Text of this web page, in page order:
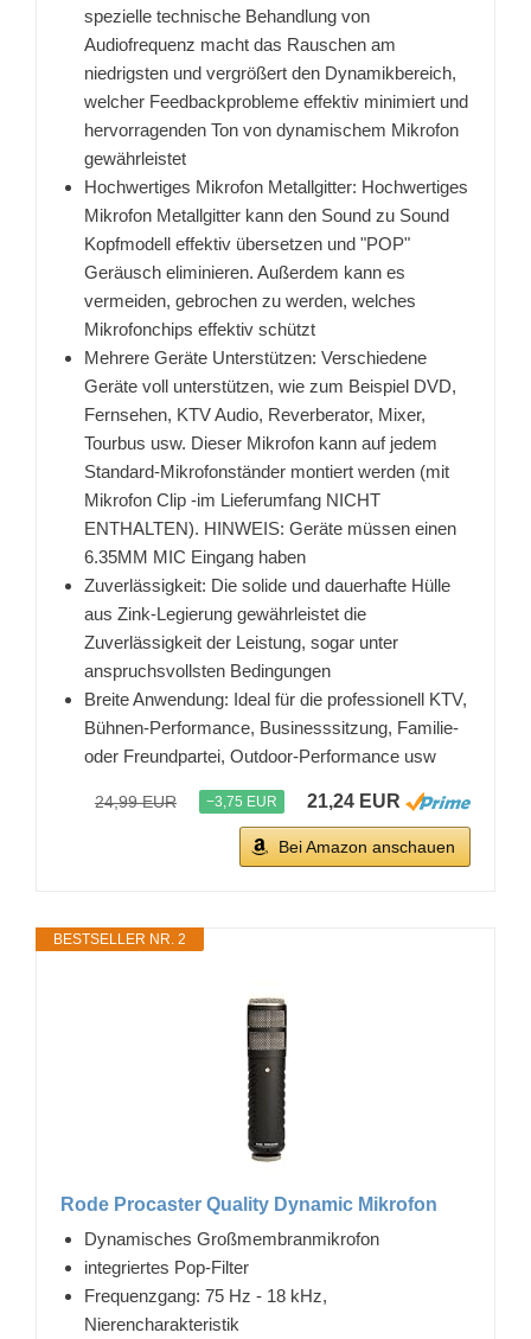
spezielle technische Behandlung von
Audiofrequenz macht das Rauschen am
niedrigsten und vergrößert den Dynamikbereich,
welcher Feedbackprobleme effektiv minimiert und
hervorragenden Ton von dynamischem Mikrofon
gewährleistet
Hochwertiges Mikrofon Metallgitter: Hochwertiges
Mikrofon Metallgitter kann den Sound zu Sound
Kopfmodell effektiv übersetzen und "POP"
Geräusch eliminieren. Außerdem kann es
vermeiden, gebrochen zu werden, welches
Mikrofonchips effektiv schützt
Mehrere Geräte Unterstützen: Verschiedene
Geräte voll unterstützen, wie zum Beispiel DVD,
Fernsehen, KTV Audio, Reverberator, Mixer,
Tourbus usw. Dieser Mikrofon kann auf jedem
Standard-Mikrofonständer montiert werden (mit
Mikrofon Clip -im Lieferumfang NICHT
ENTHALTEN). HINWEIS: Geräte müssen einen
6.35MM MIC Eingang haben
Zuverlässigkeit: Die solide und dauerhafte Hülle
aus Zink-Legierung gewährleistet die
Zuverlässigkeit der Leistung, sogar unter
anspruchsvollsten Bedingungen
Breite Anwendung: Ideal für die professionell KTV,
Bühnen-Performance, Businesssitzung, Familie-
oder Freundpartei, Outdoor-Performance usw
24,99 EUR −3,75 EUR 21,24 EUR
Bei Amazon anschauen
BESTSELLER NR. 2
Rode Procaster Quality Dynamic Mikrofon
Dynamisches Großmembranmikrofon
integriertes Pop-Filter
Frequenzgang: 75 Hz - 18 kHz,
Nierencharakteristik